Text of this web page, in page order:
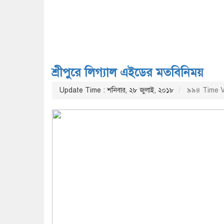
শ্রীপুরে লিগ্যাল এইডের মতবিনিময়
Update Time : শনিবার, ২৮ জুলাই, ২০১৮ ৯৯৪ Time